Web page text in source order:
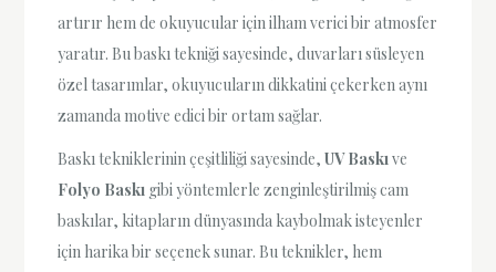
artırır hem de okuyucular için ilham verici bir atmosfer
yaratır. Bu baskı tekniği sayesinde, duvarları süsleyen
özel tasarımlar, okuyucuların dikkatini çekerken aynı
zamanda motive edici bir ortam sağlar.
Baskı tekniklerinin çeşitliliği sayesinde,UV Baskıve
Folyo Baskı gibi yöntemlerle zenginleştirilmiş cam
baskılar, kitapların dünyasında kaybolmak isteyenler
için harika bir seçenek sunar. Bu teknikler, hem